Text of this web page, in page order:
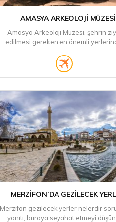
AMASYA ARKEOLOJI MÜZESI
Amasya Arkeoloji Müzesi, şehrin
edilmesi gereken en önemli
MERZIFON’DA GEZILECEK
Merzifon gezilecek yerler nelerdir
yanıtı, buraya seyahat etmeyi